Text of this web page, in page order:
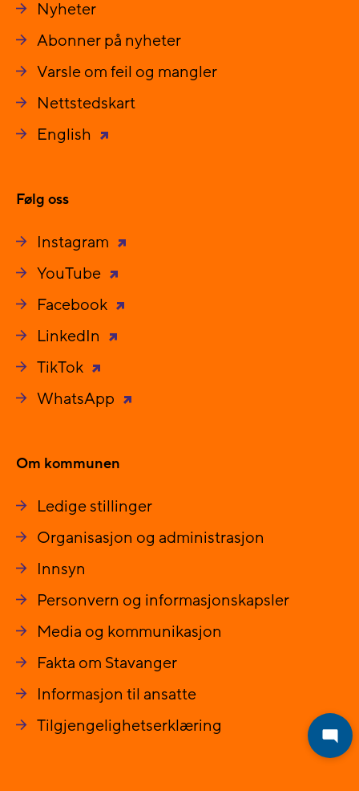
Nyheter
Abonner på nyheter
Varsle om feil og mangler
Nettstedskart
English
Følg oss
Instagram
YouTube
Facebook
LinkedIn
TikTok
WhatsApp
Om kommunen
Ledige stillinger
Organisasjon og administrasjon
Innsyn
Personvern og informasjonskapsler
Media og kommunikasjon
Fakta om Stavanger
Informasjon til ansatte
Tilgjengelighetserklæring